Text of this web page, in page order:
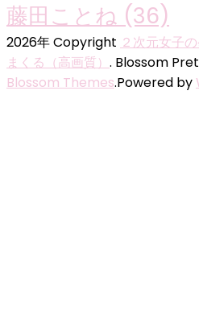
藤田ことね (36)
2026年 Copyright ２次元女子
まくる（高画質） . Blossom
Blossom Themes.Powered by